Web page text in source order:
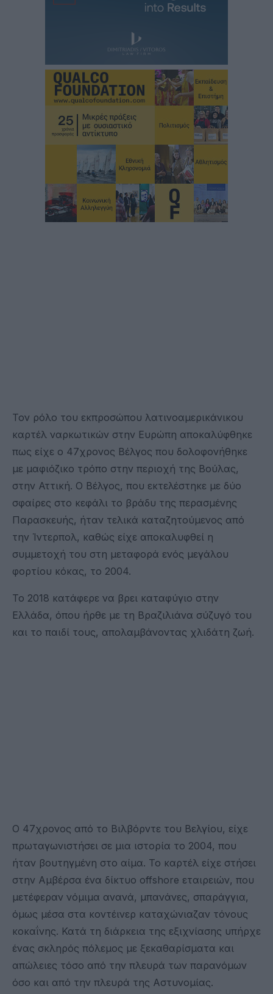
Τον ρόλο του εκπροσώπου λατινοαμερικάνικου
καρτέλ ναρκωτικών στην Ευρώπη αποκαλύφθηκε
πως είχε ο 47χρονος Βέλγος που δολοφονήθηκε
με μαφιόζικο τρόπο στην περιοχή της Βούλας,
στην Αττική. Ο Βέλγος, που εκτελέστηκε με δύο
σφαίρες στο κεφάλι το βράδυ της περασμένης
Παρασκευής, ήταν τελικά καταζητούμενος από
την Ίντερπολ, καθώς είχε αποκαλυφθεί η
συμμετοχή του στη μεταφορά ενός μεγάλου
φορτίου κόκας, το 2004.
Το 2018 κατάφερε να βρει καταφύγιο στην
Ελλάδα, όπου ήρθε με τη Βραζιλιάνα σύζυγό του
και το παιδί τους, απολαμβάνοντας χλιδάτη ζωή.
Ο 47χρονος από το Βιλβόρντε του Βελγίου, είχε
πρωταγωνιστήσει σε μια ιστορία το 2004, που
ήταν βουτηγμένη στο αίμα. Το καρτέλ είχε στήσει
στην Αμβέρσα ένα δίκτυο offshore εταιρειών, που
μετέφεραν νόμιμα ανανά, μπανάνες, σπαράγγια,
όμως μέσα στα κοντέινερ καταχώνιαζαν τόνους
κοκαΐνης. Κατά τη διάρκεια της εξιχνίασης υπήρχε
ένας σκληρός πόλεμος με ξεκαθαρίσματα και
απώλειες τόσο από την πλευρά των παρανόμων
όσο και από την πλευρά της Αστυνομίας.